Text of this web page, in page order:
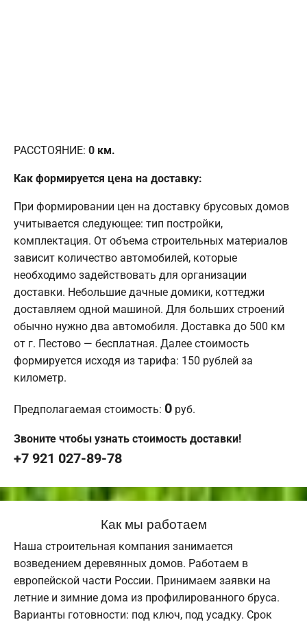
РАССТОЯНИЕ: 0 км.
Как формируется цена на доставку:
При формировании цен на доставку брусовых домов
учитывается следующее: тип постройки,
комплектация. От объема строительных материалов
зависит количество автомобилей, которые
необходимо задействовать для организации
доставки. Небольшие дачные домики, коттеджи
доставляем одной машиной. Для больших строений
обычно нужно два автомобиля. Доставка до 500 км
от г. Пестово — бесплатная. Далее стоимость
формируется исходя из тарифа: 150 рублей за
километр.
Предполагаемая стоимость: 0 руб.
Звоните чтобы узнать стоимость доставки!
+7 921 027-89-78
Как мы работаем
Наша строительная компания занимается
возведением деревянных домов. Работаем в
европейской части России. Принимаем заявки на
летние и зимние дома из профилированного бруса.
Варианты готовности: под ключ, под усадку. Срок